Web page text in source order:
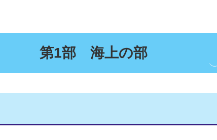
第1部 海上の部